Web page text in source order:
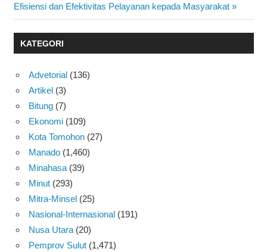
Post:
Efisiensi dan Efektivitas Pelayanan kepada Masyarakat
KATEGORI
Advetorial (136)
Artikel (3)
Bitung (7)
Ekonomi (109)
Kota Tomohon (27)
Manado (1,460)
Minahasa (39)
Minut (293)
Mitra-Minsel (25)
Nasional-Internasional (191)
Nusa Utara (20)
Pemprov Sulut (1,471)